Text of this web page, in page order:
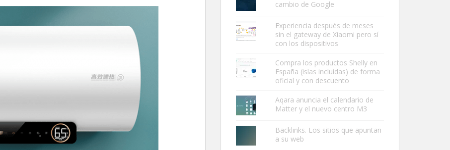
cambio de Google
Experiencia después de meses
sin el gateway de Xiaomi pero sí
con los dispositivos
Compra los productos Shelly en
España (islas incluidas) de forma
oficial y con descuento
Aqara anuncia el calendario de
Matter y el nuevo centro M3
Backlinks. Los sitios que apuntan
a su web